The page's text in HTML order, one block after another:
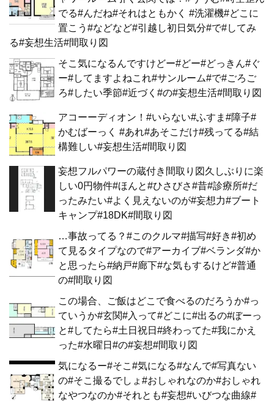
でる#んだね#それはともかく #洗濯機#どこに
置こう#などなど#引越し初日気分#で#してみ
る#妄想生活#間取り図
そこ気になるんですけどー#どー#どっきん#ぐ
ー#してますよねこれ#サンルーム#で#ごろご
ろ#したい季節#近づく#の#妄想生活#間取り図
アコーーディオン！#いらない#ふすま#障子#
かむばーっく #あれ#あそこだけ#残ってる#結
構難しい#妄想生活#間取り図
妄想フルパワーの蔵付き間取り図久しぶりに楽
しい0円物件#ほんと#ひさびさ#昔#診療所#だ
ったみたい#よく見えないのが#妄想力#ブート
キャンプ#18DK#間取り図
…事故ってる？#このクルマ#描写#好き#初め
て見るタイプなので#アーカイブ#ベランダ#か
と思ったら#納戸#廊下#な気もするけど#普通
の#間取り図
この場合、ご飯はどこで食べるのだろうか#っ
ていうか#玄関#入って#どこに#出るの#ぼーっ
と#してたら#土日祝日#終わってた#我にかえ
った#水曜日#の#妄想#間取り図
気になるー#そこ#気になる#なんで#写真ない
の#そこ撮るでしょ#おしゃれなのか#おしゃれ
なやつなのか#それとも#妄想#いびつな曲線#